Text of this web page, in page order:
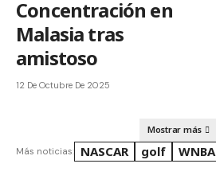
Concentración en
Malasia tras
amistoso
12 De Octubre De 2025
Mostrar más
Más noticias: NASCAR golf WNBA